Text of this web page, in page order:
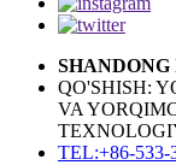
QO'SHISH:
VA
TEL:+86-533-